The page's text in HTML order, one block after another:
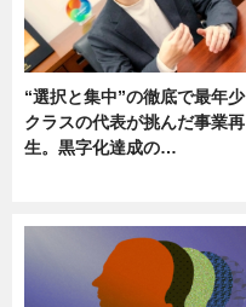
“選択と集中”の徹底で最年少
クラスの代表が挑んだ事業再
生。黒字化達成の…